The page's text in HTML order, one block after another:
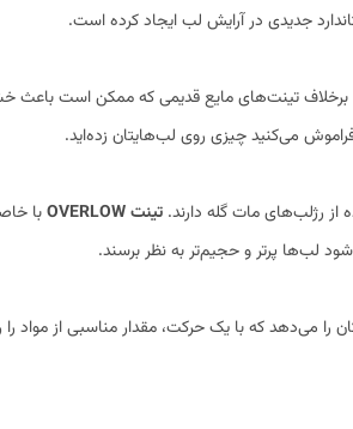
جدیدی در آرایش لب ایجاد کرده است.
تینت‌های مایع قدیمی که ممکن است
می‌کنید چیزی روی لب‌هایتان زده‌اید.
رژلب‌های مات گله دارند. تینت OVERLOW با
لب‌ها پرتر و حجیم‌تر به نظر برسند.